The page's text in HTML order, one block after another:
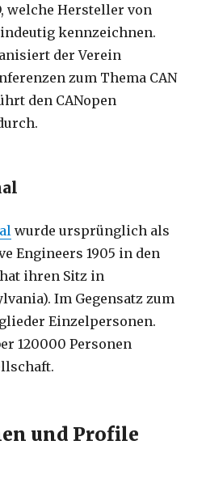
welche Hersteller von
kennzeichnen.
der Verein
zum Thema CAN
den CANopen
wurde ursprünglich als
Engineers 1905 in den
ihren Sitz in
Im Gegensatz zum
Einzelpersonen.
120000 Personen
und Profile